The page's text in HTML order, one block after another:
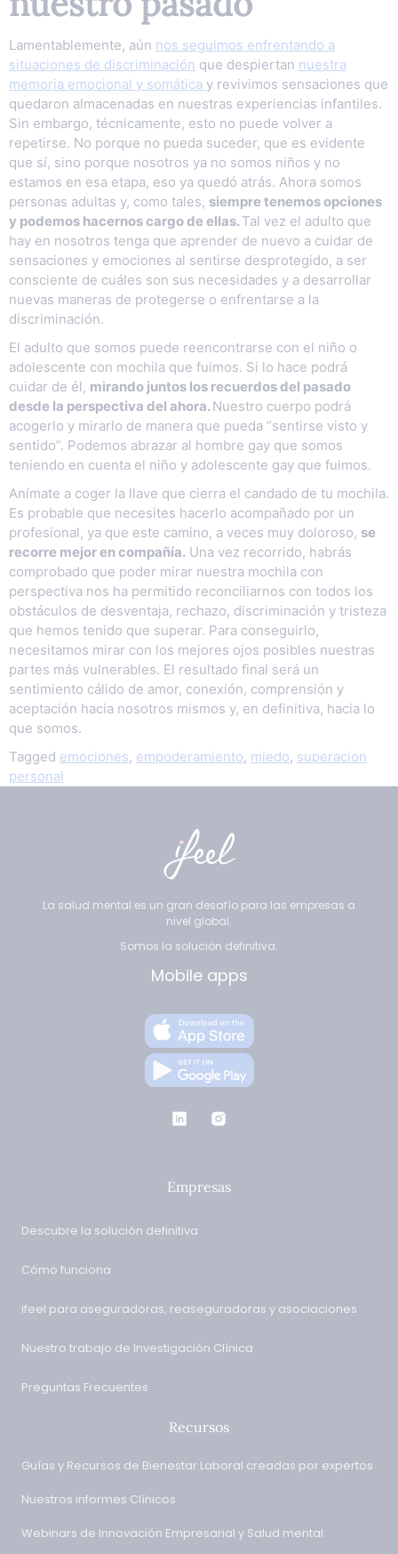
Lamentablemente, aún nos seguimos enfrentando a
situaciones de discriminación que despiertan nuestra
memoria emocional y somática y revivimos sensaciones que
quedaron almacenadas en nuestras experiencias infantiles.
Sin embargo, técnicamente, esto no puede volver a
repetirse. No porque no pueda suceder, que es evidente
que sí, sino porque nosotros ya no somos niños y no
estamos en esa etapa, eso ya quedó atrás. Ahora somos
personas adultas y, como tales, siempre tenemos opciones
y podemos hacernos cargo de ellas.Tal vez el adulto que
hay en nosotros tenga que aprender de nuevo a cuidar de
sensaciones y emociones al sentirse desprotegido, a ser
consciente de cuáles son sus necesidades y a desarrollar
nuevas maneras de protegerse o enfrentarse a la
discriminación.
El adulto que somos puede reencontrarse con el niño o
adolescente con mochila que fuimos. Si lo hace podrá
cuidar de él, mirando juntos los recuerdos del pasado
desde la perspectiva del ahora.Nuestro cuerpo podrá
acogerlo y mirarlo de manera que pueda “sentirse visto y
sentido”. Podemos abrazar al hombre gay que somos
teniendo en cuenta el niño y adolescente gay que fuimos.
Anímate a coger la llave que cierra el candado de tu mochila.
Es probable que necesites hacerlo acompañado por un
profesional, ya que este camino, a veces muy doloroso, se
recorre mejor en compañía. Una vez recorrido, habrás
comprobado que poder mirar nuestra mochila con
perspectiva nos ha permitido reconciliarnos con todos los
obstáculos de desventaja, rechazo, discriminación y tristeza
que hemos tenido que superar. Para conseguirlo,
necesitamos mirar con los mejores ojos posibles nuestras
partes más vulnerables. El resultado final será un
sentimiento cálido de amor, conexión, comprensión y
aceptación hacia nosotros mismos y, en definitiva, hacia lo
que somos.
Tagged emociones, empoderamiento, miedo, superacion
personal
La salud mental es un gran desafío para las empresas a
nivel global.
Somos la solución definitiva.
Mobile apps
Empresas
Descubre la solución definitiva
Cómo funciona
ifeel para aseguradoras, reaseguradoras y asociaciones
Nuestro trabajo de Investigación Clínica
Preguntas Frecuentes
Recursos
Guías y Recursos de Bienestar Laboral creadas por expertos
Nuestros informes Clínicos
Webinars de Innovación Empresarial y Salud mental